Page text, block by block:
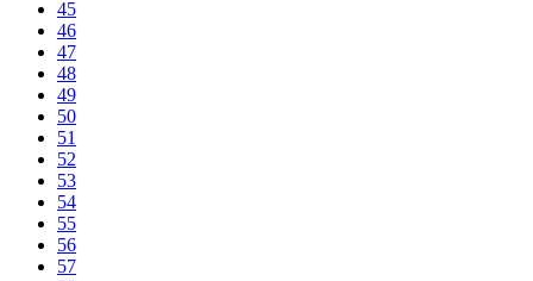
45
46
47
48
49
50
51
52
53
54
55
56
57